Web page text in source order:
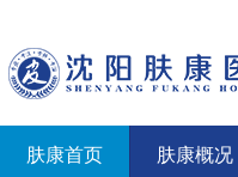
肤康首页 肤康概况